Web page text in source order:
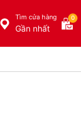
Tìm cửa hàng
Gần nhất
0